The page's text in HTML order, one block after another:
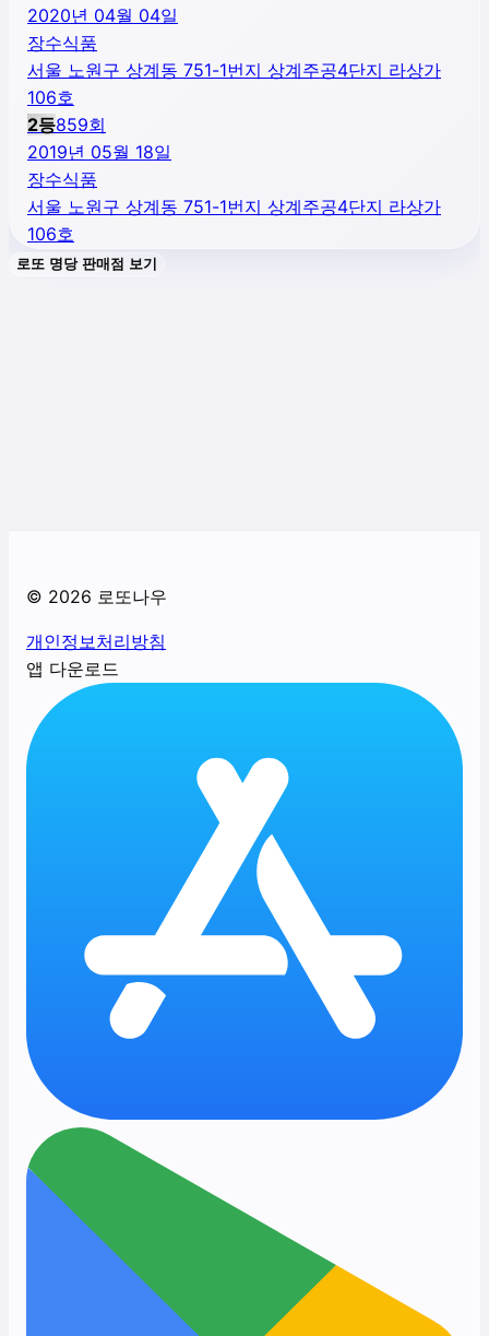
2020년 04월 04일
장수식품
서울 노원구 상계동 751-1번지 상계주공4단지 라상가
106호
2등859회
2019년 05월 18일
장수식품
서울 노원구 상계동 751-1번지 상계주공4단지 라상가
106호
로또 명당 판매점 보기
© 2026 로또나우
개인정보처리방침
앱 다운로드